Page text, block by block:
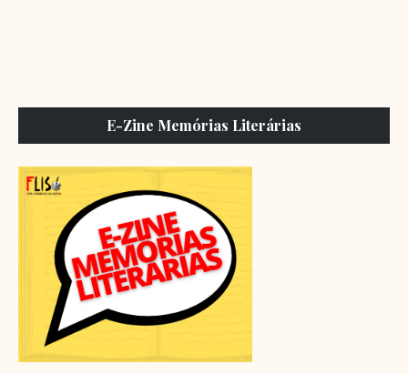
E-Zine Memórias Literárias